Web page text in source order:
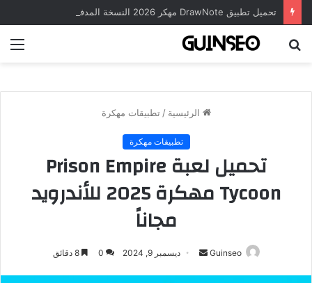
الرئيسية / تطبيقات مهكرة
تطبيقات مهكرة
تحميل لعبة Prison Empire
Tycoon مهكرة 2025 للأندرويد
مجاناً
Guinseo
أرسلديسمبر 9, 2024 0 8 دقائق